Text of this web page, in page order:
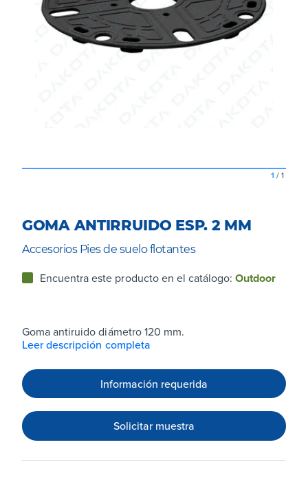
1 /1
GOMA ANTIRRUIDO ESP. 2 MM
Accesorios Pies de suelo flotantes
Encuentra este producto en el catálogo:Outdoor
Goma antiruido diámetro 120 mm.
Leer descripción completa
Información requerida
Solicitar muestra